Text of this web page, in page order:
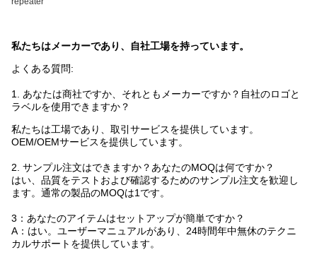
私たちはメーカーであり、自社工場を持っています。
よくある質問:
1. あなたは商社ですか、それともメーカーですか？自社のロゴと
ラベルを使用できますか？
私たちは工場であり、取引サービスを提供しています。
OEM/OEMサービスを提供しています。
2. サンプル注文はできますか？あなたのMOQは何ですか？
はい、品質をテストおよび確認するためのサンプル注文を歓迎し
ます。通常の製品のMOQは1です。
3：あなたのアイテムはセットアップが簡単ですか？
A：はい。ユーザーマニュアルがあり、24時間年中無休のテクニ
カルサポートを提供しています。